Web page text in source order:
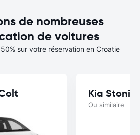
de nombreuses
de voitures
sur votre réservation en Croatie
Kia Stonic
Ou similaire